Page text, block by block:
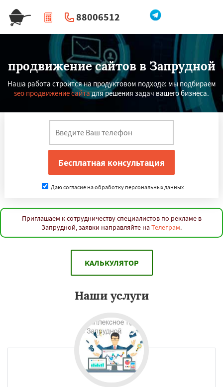
88006512
| Перезвоните мне
продвижение сайтов в Запрудной
Наша работа строится на продуктовом подходе: мы подбираем
seo продвижение сайтадля решения задач вашего бизнеса.
Даю согласие на обработку персональных данных
Приглашаем к сотрудничеству специалистов по рекламе в
Запрудной, заявки направляйте на Телеграм.
КАЛЬКУЛЯТОР
Наши услуги